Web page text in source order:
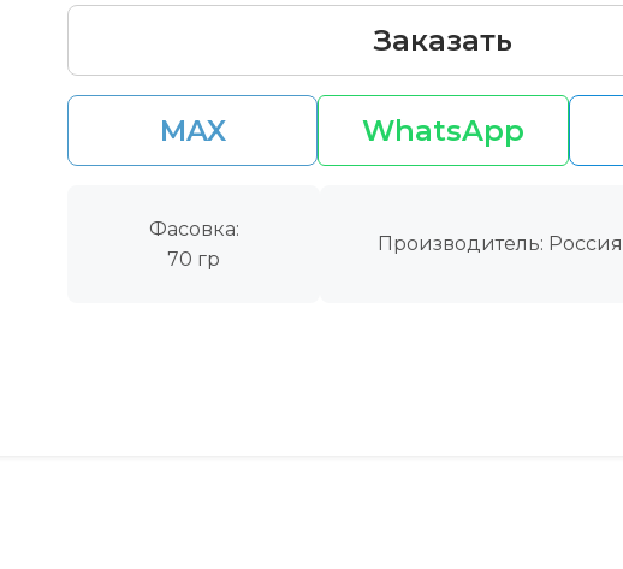
Заказать
MAX WhatsApp
Фасовка:
70 гр
Производитель: Россия